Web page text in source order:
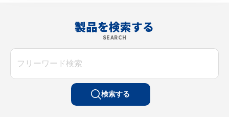
製品を検索する
SEARCH
検索する